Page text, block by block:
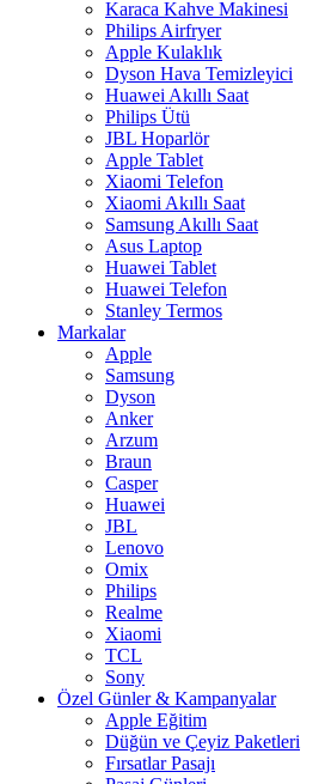
Karaca Kahve Makinesi
Philips Airfryer
Apple Kulaklık
Dyson Hava Temizleyici
Huawei Akıllı Saat
Philips Ütü
JBL Hoparlör
Apple Tablet
Xiaomi Telefon
Xiaomi Akıllı Saat
Samsung Akıllı Saat
Asus Laptop
Huawei Tablet
Huawei Telefon
Stanley Termos
Markalar
Apple
Samsung
Dyson
Anker
Arzum
Braun
Casper
Huawei
JBL
Lenovo
Omix
Philips
Realme
Xiaomi
TCL
Sony
Özel Günler & Kampanyalar
Apple Eğitim
Düğün ve Çeyiz Paketleri
Fırsatlar Pasajı